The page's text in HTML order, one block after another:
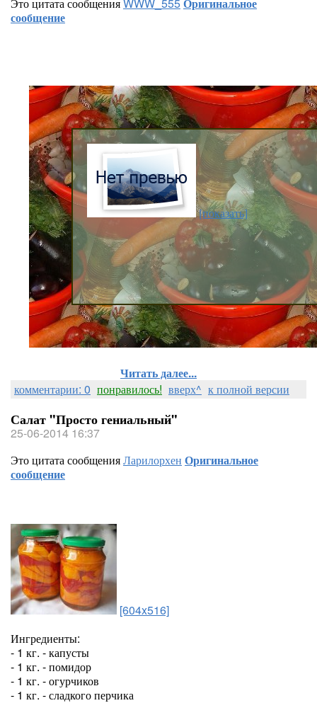
сообщение
[показать]
Читать далее...
комментарии: 0 понравилось! вверх^ к полной версии
Салат "Просто гениальный"
25-06-2014 16:37
Это цитата сообщенияЛарилорхен Оригинальное
сообщение
[604x516]
Ингредиенты:
- 1 кг. - капусты
- 1 кг. - помидор
- 1 кг. - огурчиков
- 1 кг. - сладкого перчика